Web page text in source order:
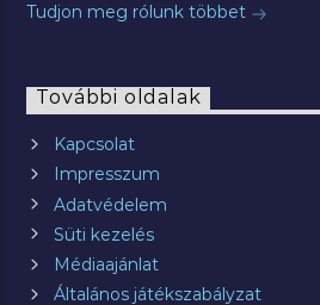
Tudjon meg rólunk többet
További oldalak
Kapcsolat
Impresszum
Adatvédelem
Süti kezelés
Médiaajánlat
Általános játékszabályzat